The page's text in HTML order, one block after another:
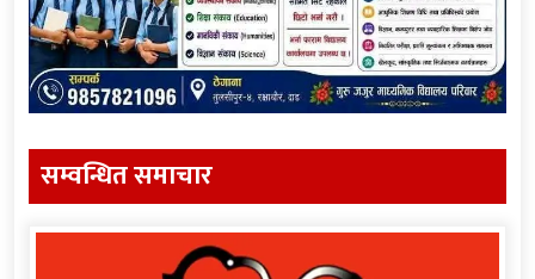
सम्वन्धित समाचार